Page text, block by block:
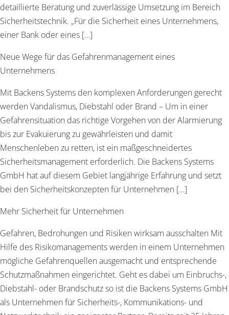
detaillierte Beratung und zuverlässige Umsetzung im Bereich
Sicherheitstechnik. „Für die Sicherheit eines Unternehmens,
einer Bank oder eines […]
Neue Wege für das Gefahrenmanagement eines
Unternehmens
Mit Backens Systems den komplexen Anforderungen gerecht
werden Vandalismus, Diebstahl oder Brand – Um in einer
Gefahrensituation das richtige Vorgehen von der Alarmierung
bis zur Evakuierung zu gewährleisten und damit
Menschenleben zu retten, ist ein maßgeschneidertes
Sicherheitsmanagement erforderlich. Die Backens Systems
GmbH hat auf diesem Gebiet langjährige Erfahrung und setzt
bei den Sicherheitskonzepten für Unternehmen […]
Mehr Sicherheit für Unternehmen
Gefahren, Bedrohungen und Risiken wirksam ausschalten Mit
Hilfe des Risikomanagements werden in einem Unternehmen
mögliche Gefahrenquellen ausgemacht und entsprechende
Schutzmaßnahmen eingerichtet. Geht es dabei um Einbruchs-,
Diebstahl- oder Brandschutz so ist die Backens Systems GmbH
als Unternehmen für Sicherheits-, Kommunikations- und